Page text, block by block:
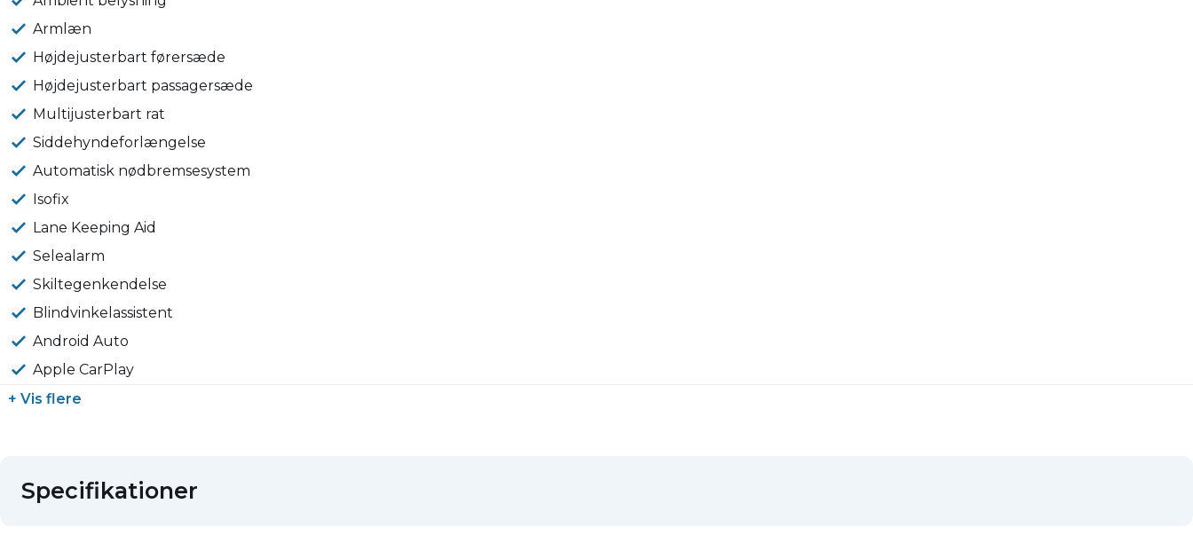
Armlæn
Højdejusterbart førersæde
Højdejusterbart passagersæde
Multijusterbart rat
Siddehyndeforlængelse
Automatisk nødbremsesystem
Isofix
Lane Keeping Aid
Selealarm
Skiltegenkendelse
Blindvinkelassistent
Android Auto
Apple CarPlay
+ Vis flere
Specifikationer